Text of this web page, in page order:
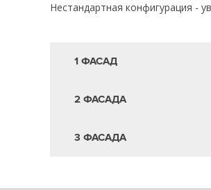
Нестандартная конфигурация -
1 ФАСАД
2 ФАСАДА
3 ФАСАДА